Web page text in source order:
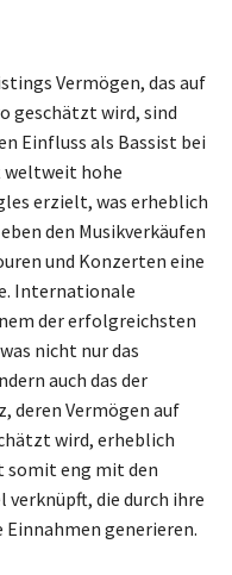
Vermögen, das auf
geschätzt wird, sind
Einfluss als Bassist bei
weltweit hohe
erzielt, was erheblich
den Musikverkäufen
und Konzerten eine
Internationale
der erfolgreichsten
nicht nur das
auch das der
deren Vermögen auf
wird, erheblich
somit eng mit den
die durch ihre
generieren.